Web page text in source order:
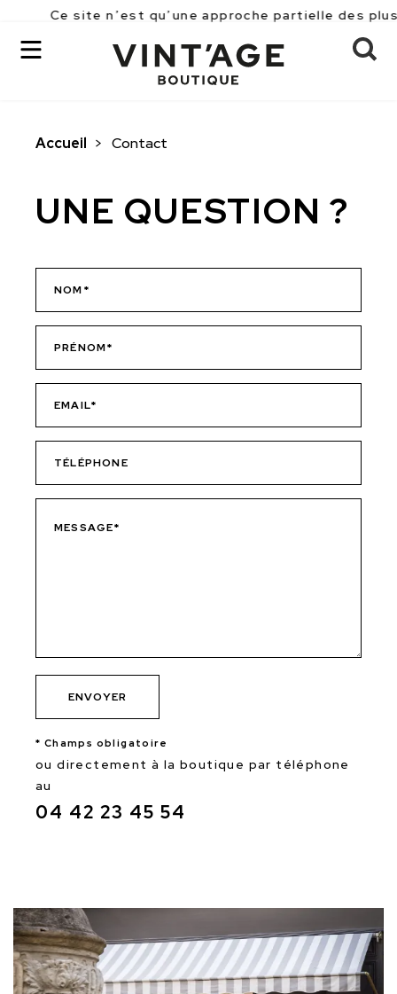
Ce site n’est qu’une approche partielle des
Accueil > Contact
UNE QUESTION ?
* Champs obligatoire
ou directement à la boutique par téléphone
au
04 42 23 45 54